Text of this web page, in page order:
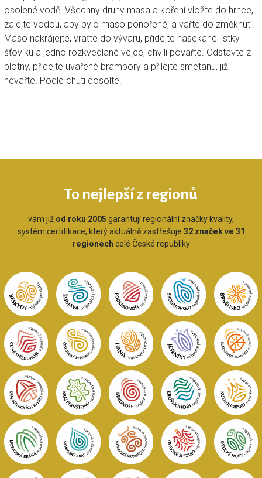
osolené vodě. Všechny druhy masa a koření vložte do hrnce,
zalejte vodou, aby bylo maso ponořené, a vařte do změknutí.
Maso nakrájejte, vraťte do vývaru, přidejte nasekané lístky
šťovíku a jedno rozkvedlané vejce, chvíli povařte. Odstavte z
plotny, přidejte uvařené brambory a přilejte smetanu, již
nevařte. Podle chuti dosolte.
To nejlepší z regionů
vám již od roku 2005 garantují regionální značky kvality,
systém certifikace, který aktuálně zastřešuje 32 značek ve 31
regionech celé České republiky